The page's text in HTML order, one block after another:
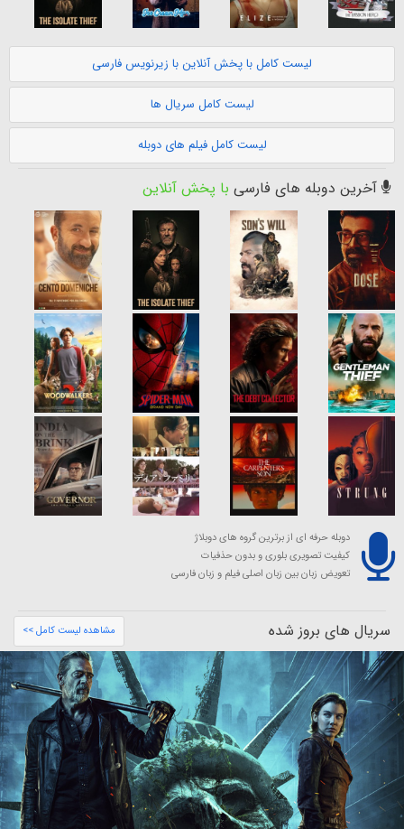
لیست کامل با پخش آنلاین با زیرنویس فارسی
لیست کامل سریال ها
لیست کامل فیلم های دوبله
آخرین دوبله های فارسی با پخش آنلاین
دوبله حرفه ای از برترین گروه های دوبلاژ
کیفیت تصویری بلوری و بدون حذفیات
تعویض زبان بین زبان اصلی فیلم و زبان فارسی
سریال های بروز شده مشاهده لیست کامل >>